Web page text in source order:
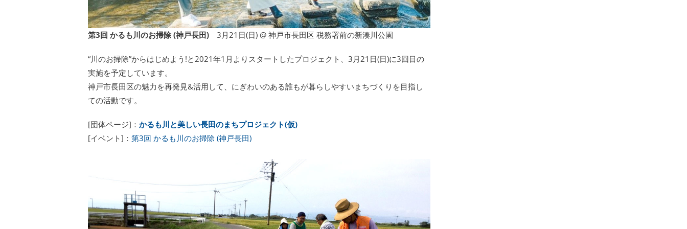
第3回 かるも川のお掃除 (神戸長田) 3月21日(日) @ 神戸市長田区 税務署前の新湊川公園
“川のお掃除”からはじめよう!と2021年1月よりスタートしたプロジェクト、3月21日(日)に3回目の
実施を予定しています。
神戸市長田区の魅力を再発見&活用して、にぎわいのある誰もが暮らしやすいまちづくりを目指し
ての活動です。
[団体ページ]： かるも川と美しい長田のまちプロジェクト(仮)
[イベント]： 第3回 かるも川のお掃除 (神戸長田)